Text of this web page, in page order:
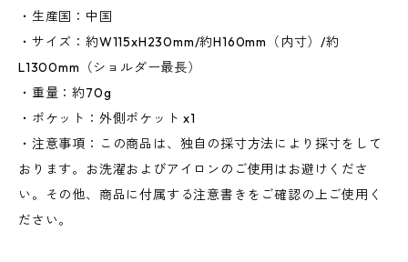
・生産国：中国
・サイズ：約W115xH230mm/約H160mm（内寸）/約
L1300mm（ショルダー最長）
・重量：約70g
・ポケット：外側ポケット x1
・注意事項：この商品は、独自の採寸方法により採寸をして
おります。お洗濯およびアイロンのご使用はお避けくださ
い。その他、商品に付属する注意書きをご確認の上ご使用く
ださい。